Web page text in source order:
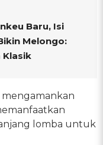
Baru, Isi
Melongo:
Klasik
lomba untuk